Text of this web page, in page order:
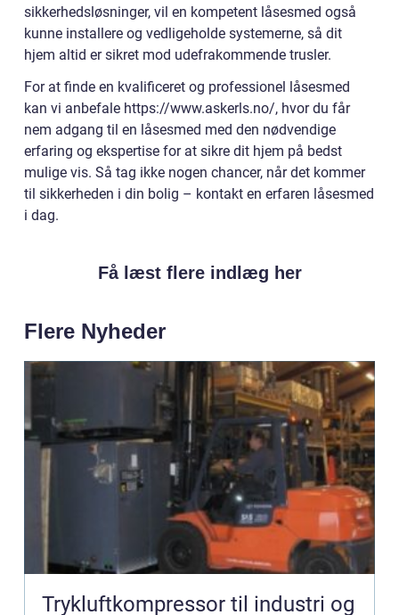
sikkerhedsløsninger, vil en kompetent låsesmed også
kunne installere og vedligeholde systemerne, så dit
hjem altid er sikret mod udefrakommende trusler.
For at finde en kvalificeret og professionel låsesmed
kan vi anbefale https://www.askerls.no/, hvor du får
nem adgang til en låsesmed med den nødvendige
erfaring og ekspertise for at sikre dit hjem på bedst
mulige vis. Så tag ikke nogen chancer, når det kommer
til sikkerheden i din bolig – kontakt en erfaren låsesmed
i dag.
Få læst flere indlæg her
Flere Nyheder
Trykluftkompressor til industri og